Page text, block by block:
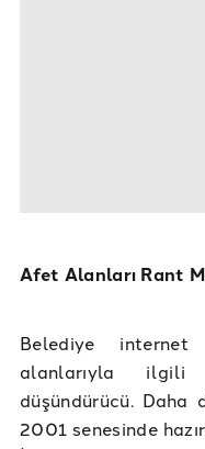
Afet Alanları Rant
Belediye
alanlarıyla
düşündürücü.
2001 senesinde